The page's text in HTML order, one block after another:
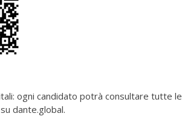
ogni candidato potrà consultare tutte le
dante.global.